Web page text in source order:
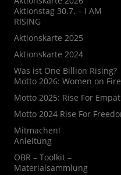
Aktionstag 30.7. – I AM
RISING
Aktionskarte 2025
Aktionskarte 2024
Was ist One Billion Rising?
Motto 2026: Women on Fire
Motto 2025: Rise For
Motto 2024 Rise For
Mitmachen!
Anleitung
OBR – Toolkit –
Materialsammlung